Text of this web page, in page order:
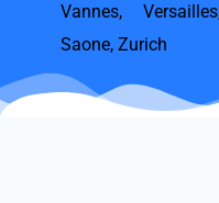
Vannes, Versailles
Saone, Zurich